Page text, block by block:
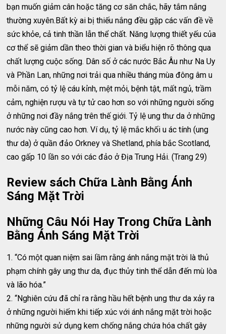
bạn muốn giảm cân hoặc tăng cơ săn chắc, hãy tắm nắng
thường xuyên.Bất kỳ ai bị thiếu nắng đều gặp các vấn đề về
sức khỏe, cả tinh thần lẫn thể chất. Năng lượng thiết yếu của
cơ thể sẽ giảm dần theo thời gian và biểu hiện rõ thông qua
chất lượng cuộc sống. Dân số ở các nước Bắc Âu như Na Uy
và Phần Lan, những nơi trải qua nhiều tháng mùa đông âm u
mỗi năm, có tỷ lệ cáu kỉnh, mệt mỏi, bệnh tật, mất ngủ, trầm
cảm, nghiện rượu và tự tử cao hơn so với những người sống
ở những nơi đầy nắng trên thế giới. Tỷ lệ ung thư da ở những
nước này cũng cao hơn. Ví dụ, tỷ lệ mắc khối u ác tính (ung
thư da) ở quần đảo Orkney và Shetland, phía bắc Scotland,
cao gấp 10 lần so với các đảo ở Địa Trung Hải. (Trang 29)
Review sách Chữa Lành Bằng Ánh
Sáng Mặt Trời
Những Câu Nói Hay Trong Chữa Lành
Bằng Ánh Sáng Mặt Trời
1. “Có một quan niệm sai lầm rằng ánh nắng mặt trời là thủ
phạm chính gây ung thư da, đục thủy tinh thể dẫn đến mù lòa
và lão hóa.”
2. “Nghiên cứu đã chỉ ra rằng hầu hết bệnh ung thư da xảy ra
ở những người hiếm khi tiếp xúc với ánh nắng mặt trời hoặc
những người sử dụng kem chống nắng chứa hóa chất gây